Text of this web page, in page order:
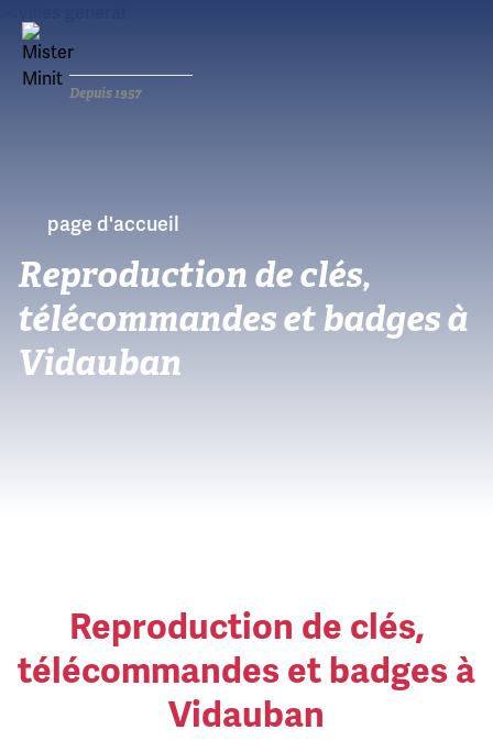
Depuis 1957
page d'accueil
Reproduction de clés,
télécommandes et badges à
Vidauban
Reproduction de clés,
télécommandes et badges à
Vidauban